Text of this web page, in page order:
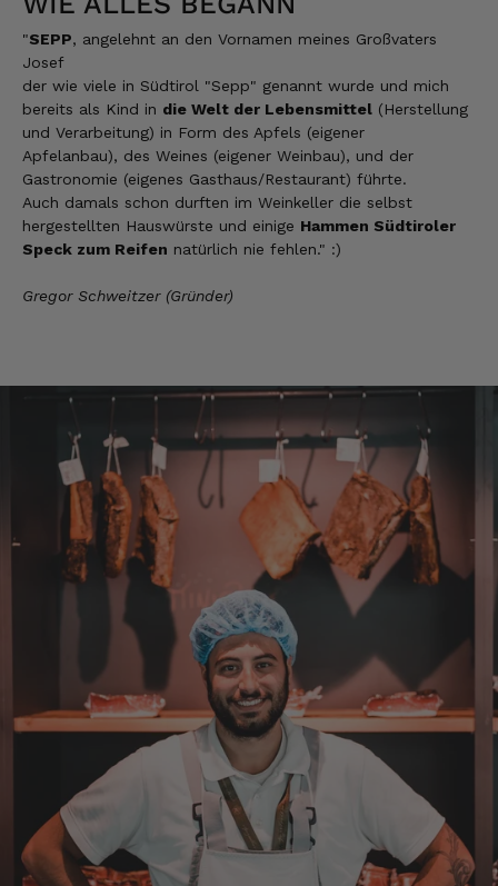
"SEPP, angelehnt an den Vornamen meines Großvaters
Josef
der wie viele in Südtirol "Sepp" genannt wurde und mich
bereits als Kind in die Welt der Lebensmittel (Herstellung
und Verarbeitung) in Form des Apfels (eigener
Apfelanbau), des Weines (eigener Weinbau), und der
Gastronomie (eigenes Gasthaus/Restaurant) führte.
Auch damals schon durften im Weinkeller die selbst
hergestellten Hauswürste und einige Hammen Südtiroler
Speck zum Reifen natürlich nie fehlen." :)
Gregor Schweitzer (Gründer)
Hans Joerg
Verifizierter Kunde
diskutieren, soweit schon probiert alles
Spitze. Der einzige Wermutstropfen ist die
Zustellung durch GLS. Dieses
Transportunternehmen ist das
unzuverlässigste das es gibt. Die liefern
Pakete die an Privatadressen gesandt
werden meistens zu Abholstationen. Es hat
mir Mühe gekostet das Paket wenigstens an
die Haustüre abgestellt zu bekommen. Bei
eventueller Wiederbestellung werde ich Sie
Da wäre ich auch bereit die Transportkosten
zu tragen. Mit freundlichen Grüßen Jörg
Verifizierter Kunde
Hervorragende Qualität mit Geschmack
4.8.2026
Dorothea
Verifizierter Kunde
Erstklassige Ware Hervorragende Qualität
Sehr gutes Preis Leistungsverhältnis
4.8.2026
Axel
Verifizierter Kunde
Sehr gute Ware , schnelle Zusendung. Ich bin
sehr zufrieden. Gern wieder!
4.8.2026